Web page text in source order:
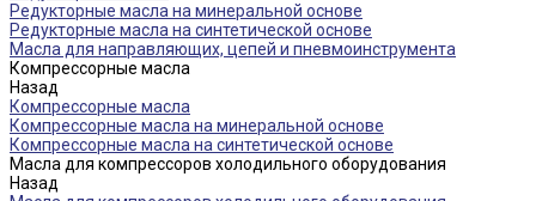
Редукторные масла на минеральной основе
Редукторные масла на синтетической основе
Масла для направляющих, цепей и пневмоинструмента
Компрессорные масла
Назад
Компрессорные масла
Компрессорные масла на минеральной основе
Компрессорные масла на синтетической основе
Масла для компрессоров холодильного оборудования
Назад